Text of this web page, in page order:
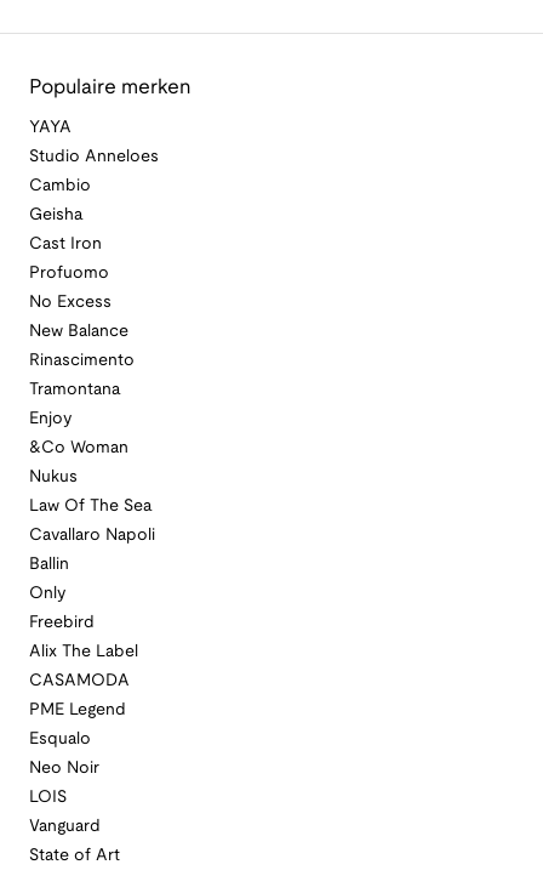
Populaire merken
YAYA
Studio Anneloes
Cambio
Geisha
Cast Iron
Profuomo
No Excess
New Balance
Rinascimento
Tramontana
Enjoy
&Co Woman
Nukus
Law Of The Sea
Cavallaro Napoli
Ballin
Only
Freebird
Alix The Label
CASAMODA
PME Legend
Esqualo
Neo Noir
LOIS
Vanguard
State of Art